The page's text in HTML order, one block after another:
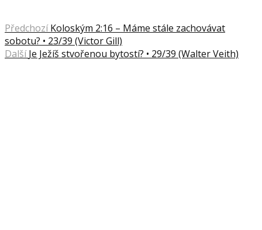
Předchozí Koloským 2:16 – Máme stále zachovávat
sobotu? • 23/39 (Victor Gill)
Další Je Ježíš stvořenou bytostí? • 29/39 (Walter Veith)